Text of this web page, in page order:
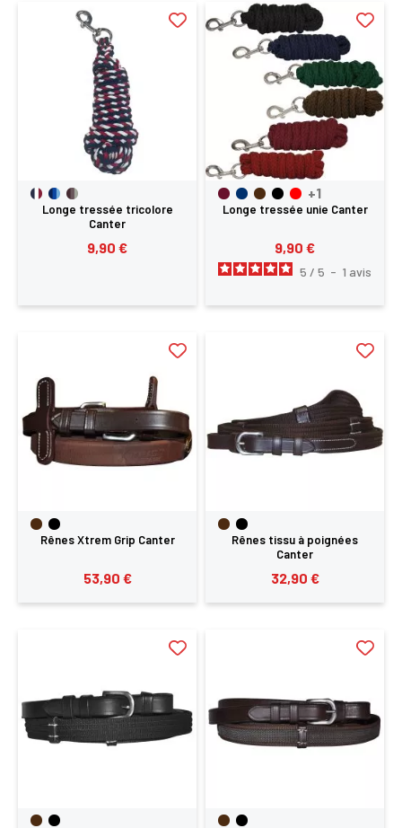
Longe tressée tricolore
Canter
9,90 €
+1
Longe tressée unie Canter
9,90 €
5 / 5 - 1 avis
Rênes Xtrem Grip Canter
53,90 €
Rênes tissu à poignées
Canter
32,90 €